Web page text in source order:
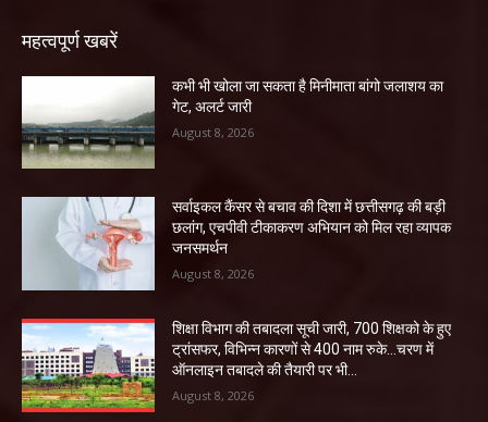
महत्वपूर्ण खबरें
कभी भी खोला जा सकता है मिनीमाता बांगो जलाशय का
गेट, अलर्ट जारी
August 8, 2026
सर्वाइकल कैंसर से बचाव की दिशा में छत्तीसगढ़ की बड़ी
छलांग, एचपीवी टीकाकरण अभियान को मिल रहा व्यापक
जनसमर्थन
August 8, 2026
शिक्षा विभाग की तबादला सूची जारी, 700 शिक्षको के हुए
ट्रांसफर, विभिन्न कारणों से 400 नाम रुके…चरण में
ऑनलाइन तबादले की तैयारी पर भी...
August 8, 2026